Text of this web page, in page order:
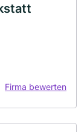
Firma bewerten